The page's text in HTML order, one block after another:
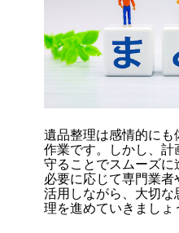
遺品整理は感情的に
作業です。しかし、
守ることでスムーズに
必要に応じて専門業
活用しながら、大切
理を進めていきましょ